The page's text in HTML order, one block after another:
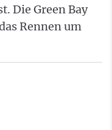
Die Green Bay
Rennen um